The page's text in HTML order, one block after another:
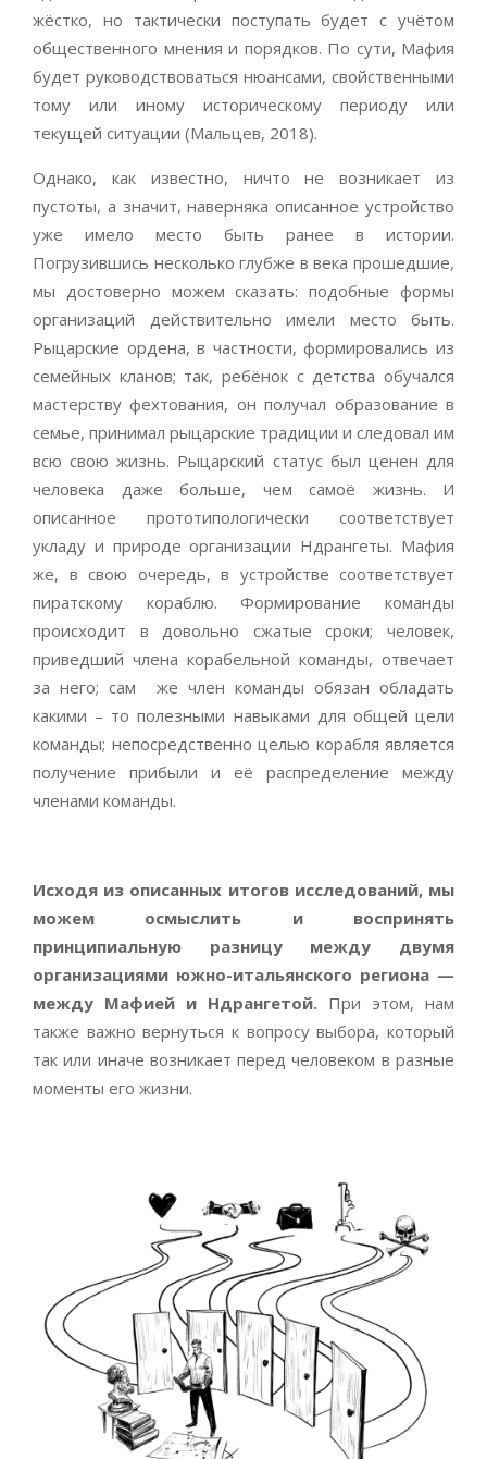
жёстко, но тактически поступать будет с учётом
общественного мнения и порядков. По сути, Мафия
будет руководствоваться нюансами, свойственными
тому или иному историческому периоду или
текущей ситуации (Мальцев, 2018).
Однако, как известно, ничто не возникает из
пустоты, а значит, наверняка описанное устройство
уже имело место быть ранее в истории.
Погрузившись несколько глубже в века прошедшие,
мы достоверно можем сказать: подобные формы
организаций действительно имели место быть.
Рыцарские ордена, в частности, формировались из
семейных кланов; так, ребёнок с детства обучался
мастерству фехтования, он получал образование в
семье, принимал рыцарские традиции и следовал им
всю свою жизнь. Рыцарский статус был ценен для
человека даже больше, чем самоё жизнь. И
описанное прототипологически соответствует
укладу и природе организации Ндрангеты. Мафия
же, в свою очередь, в устройстве соответствует
пиратскому кораблю. Формирование команды
происходит в довольно сжатые сроки; человек,
приведший члена корабельной команды, отвечает
за него; сам же член команды обязан обладать
какими – то полезными навыками для общей цели
команды; непосредственно целью корабля является
получение прибыли и её распределение между
членами команды.
Исходя из описанных итогов исследований, мы
можем осмыслить и воспринять
принципиальную разницу между двумя
организациями южно-итальянского региона —
между Мафией и Ндрангетой. При этом, нам
также важно вернуться к вопросу выбора, который
так или иначе возникает перед человеком в разные
моменты его жизни.